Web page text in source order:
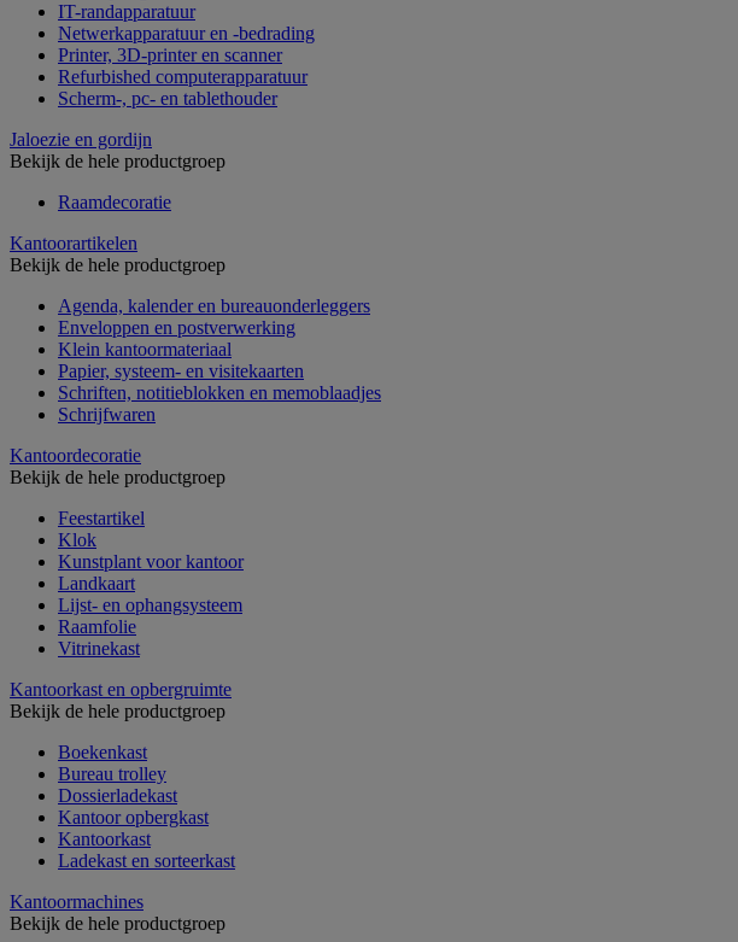
IT-randapparatuur
Netwerkapparatuur en -bedrading
Printer, 3D-printer en scanner
Refurbished computerapparatuur
Scherm-, pc- en tablethouder
Jaloezie en gordijn
Bekijk de hele productgroep
Raamdecoratie
Kantoorartikelen
Bekijk de hele productgroep
Agenda, kalender en bureauonderleggers
Enveloppen en postverwerking
Klein kantoormateriaal
Papier, systeem- en visitekaarten
Schriften, notitieblokken en memoblaadjes
Schrijfwaren
Kantoordecoratie
Bekijk de hele productgroep
Feestartikel
Klok
Kunstplant voor kantoor
Landkaart
Lijst- en ophangsysteem
Raamfolie
Vitrinekast
Kantoorkast en opbergruimte
Bekijk de hele productgroep
Boekenkast
Bureau trolley
Dossierladekast
Kantoor opbergkast
Kantoorkast
Ladekast en sorteerkast
Kantoormachines
Bekijk de hele productgroep